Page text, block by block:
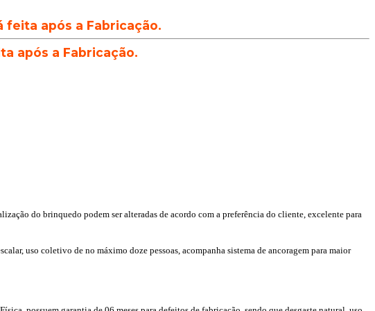
feita após a Fabricação.
após a Fabricação.
do brinquedo podem ser alteradas de acordo com a preferência do cliente, excelente para
uso coletivo de no máximo doze pessoas, acompanha sistema de ancoragem para maior